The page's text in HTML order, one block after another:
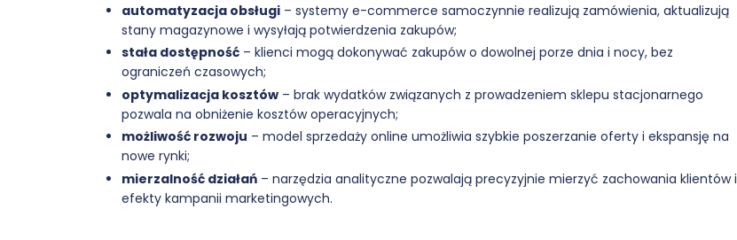
automatyzacja obsługi– systemy e-commerce samoczynnie realizują zamówienia, aktualizują
stany magazynowe i wysyłają potwierdzenia zakupów;
stała dostępność– klienci mogą dokonywać zakupów o dowolnej porze dnia i nocy, bez
ograniczeń czasowych;
optymalizacja kosztów– brak wydatków związanych z prowadzeniem sklepu stacjonarnego
pozwala na obniżenie kosztów operacyjnych;
możliwość rozwoju – model sprzedaży online umożliwia szybkie poszerzanie oferty i ekspansję na
nowe rynki;
mierzalność działań– narzędzia analityczne pozwalają precyzyjnie mierzyć zachowania klientów i
efekty kampanii marketingowych.